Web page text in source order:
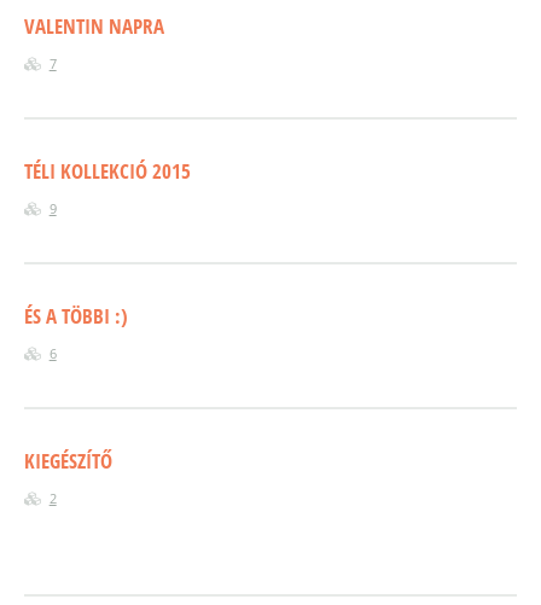
VALENTIN NAPRA
7
TÉLI KOLLEKCIÓ 2015
9
ÉS A TÖBBI :)
6
KIEGÉSZÍTŐ
2